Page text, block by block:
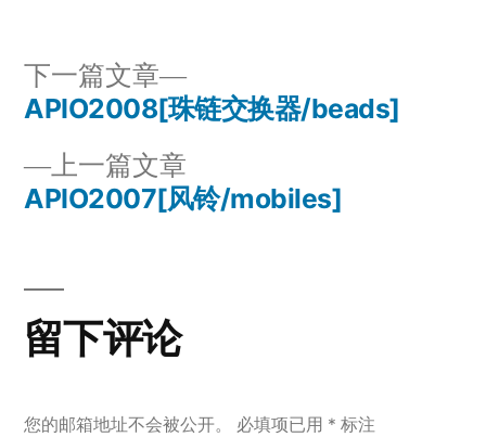
文
章
航
上一篇文章
一
APIO2007[风铃/mobiles]
下一篇文章
下
一
章：
APIO2008[珠链交换器/beads]
留下评论
您的邮箱地址不会被公开。 必填项已用 * 标注